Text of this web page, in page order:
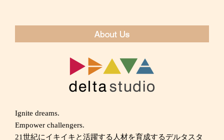
Ignite dreams.
Empower challengers.
21世紀にイキイキと活躍する人材を育成するデルタスタ